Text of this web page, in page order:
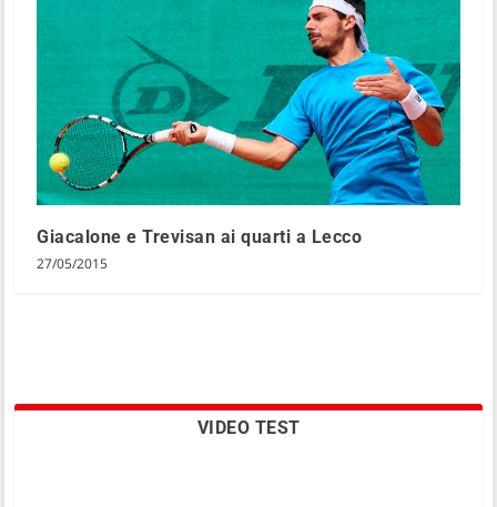
Giacalone e Trevisan ai quarti a Lecco
27/05/2015
VIDEO TEST